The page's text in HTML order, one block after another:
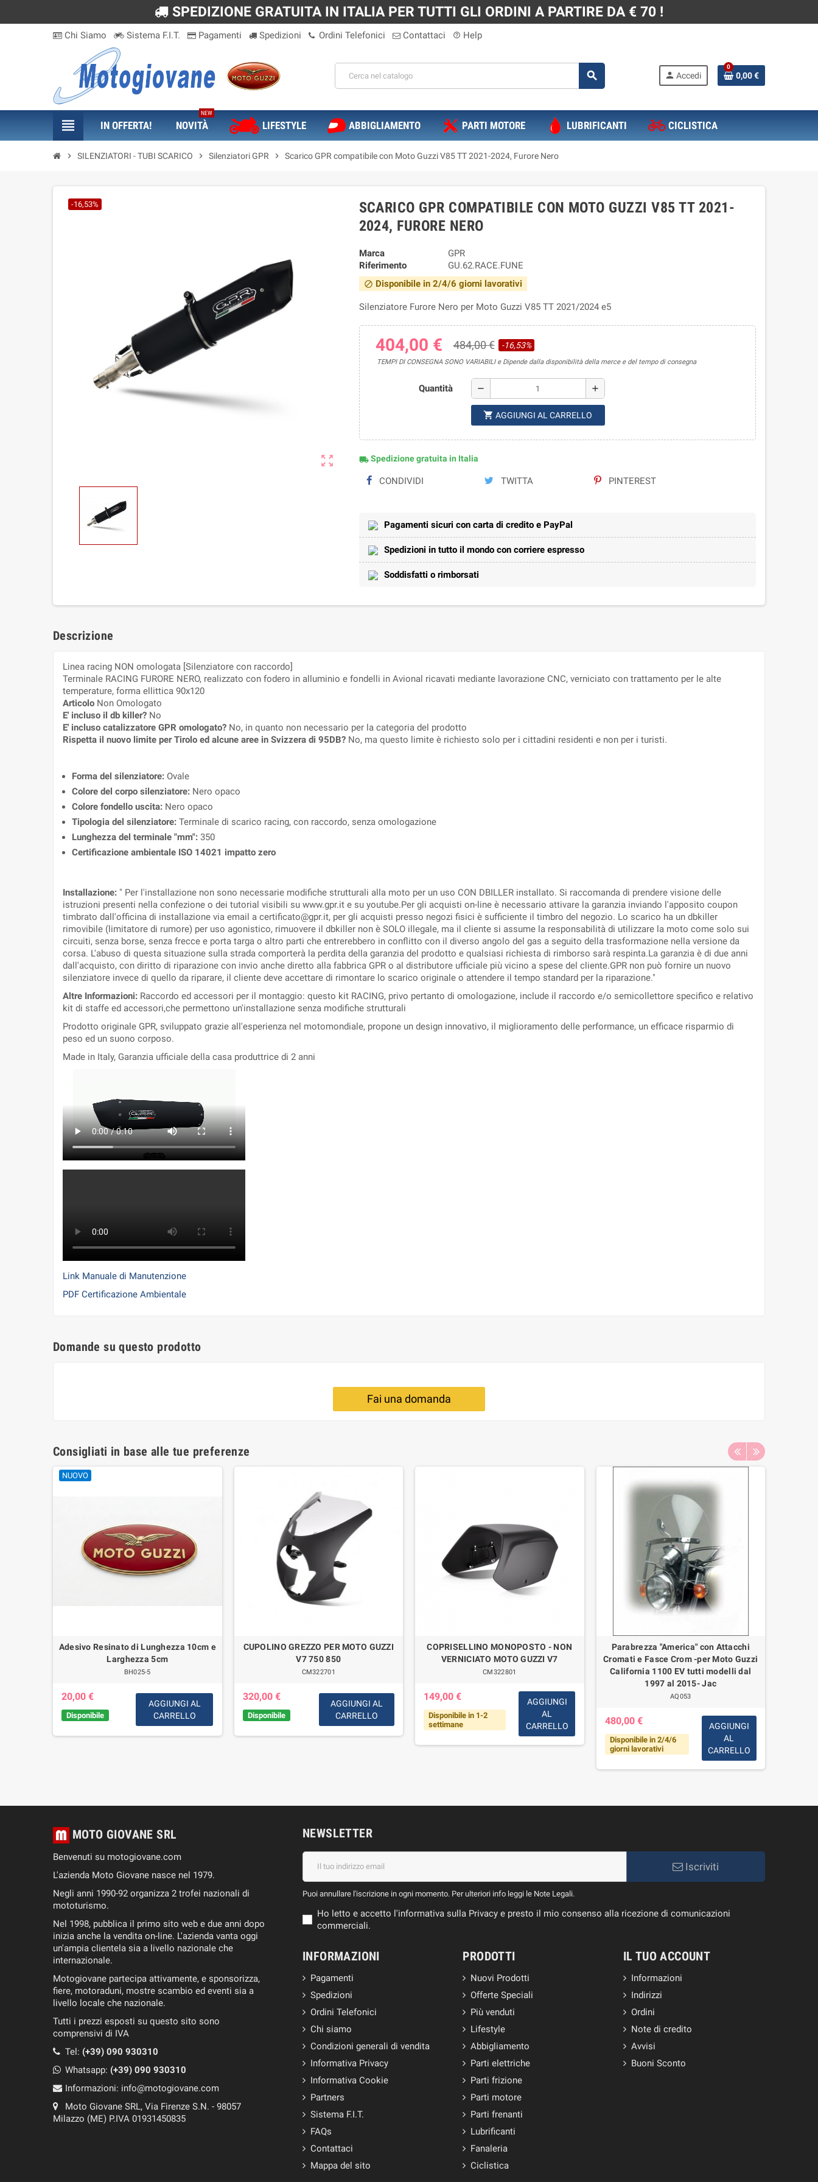
SPEDIZIONE GRATUITA IN ITALIA PER TUTTI GLI ORDINI A PARTIRE DA € 70 !
Chi Siamo Sistema F.I.T. Pagamenti Spedizioni Ordini Telefonici Contattaci help_outline Help
search person Accedi
0
0,00 €
view_headline IN OFFERTA! NOVITÀ
NEW
LIFESTYLE ABBIGLIAMENTO PARTI MOTORE LUBRIFICANTI CICLISTICA
chevron_right SILENZIATORI - TUBI SCARICO chevron_right Silenziatori GPR chevron_right Scarico GPR compatibile con Moto Guzzi V85 TT 2021-2024, Furore Nero
zoom_out_map
-16,53%
SCARICO GPR COMPATIBILE CON MOTO GUZZI V85 TT 2021-
2024, FURORE NERO
Marca
GPR
Riferimento
GU.62.RACE.FUNE
block Disponibile in 2/4/6 giorni lavorativi
Silenziatore Furore Nero per Moto Guzzi V85 TT 2021/2024 e5
404,00 € 484,00 € -16,53%
TEMPI DI CONSEGNA SONO VARIABILI e Dipende dalla disponibilità della merce e del tempo di consegna
Quantità remove add
shopping_cart AGGIUNGI AL CARRELLO
local_shippingSpedizione gratuita in Italia
CONDIVIDI TWITTA PINTEREST
Pagamenti sicuri con carta di credito e PayPal
Spedizioni in tutto il mondo con corriere espresso
Soddisfatti o rimborsati
Descrizione
Linea racing NON omologata [Silenziatore con raccordo]
Terminale RACING FURORE NERO, realizzato con fodero in alluminio e fondelli in Avional ricavati mediante lavorazione CNC, verniciato con trattamento per le alte
temperature, forma ellittica 90x120
Articolo Non Omologato
E' incluso il db killer? No
E' incluso catalizzatore GPR omologato? No, in quanto non necessario per la categoria del prodotto
Rispetta il nuovo limite per Tirolo ed alcune aree in Svizzera di 95DB? No, ma questo limite è richiesto solo per i cittadini residenti e non per i turisti.
Forma del silenziatore: Ovale
Colore del corpo silenziatore: Nero opaco
Colore fondello uscita: Nero opaco
Tipologia del silenziatore: Terminale di scarico racing, con raccordo, senza omologazione
Lunghezza del terminale "mm": 350
Certificazione ambientale ISO 14021 impatto zero
Installazione: " Per l'installazione non sono necessarie modifiche strutturali alla moto per un uso CON DBILLER installato. Si raccomanda di prendere visione delle
istruzioni presenti nella confezione o dei tutorial visibili su www.gpr.it e su youtube.Per gli acquisti on-line è necessario attivare la garanzia inviando l'apposito coupon
timbrato dall'officina di installazione via email a certificato@gpr.it, per gli acquisti presso negozi fisici è sufficiente il timbro del negozio. Lo scarico ha un dbkiller
rimovibile (limitatore di rumore) per uso agonistico, rimuovere il dbkiller non è SOLO illegale, ma il cliente si assume la responsabilità di utilizzare la moto come solo sui
circuiti, senza borse, senza frecce e porta targa o altro parti che entrerebbero in conflitto con il diverso angolo del gas a seguito della trasformazione nella versione da
corsa. L'abuso di questa situazione sulla strada comporterà la perdita della garanzia del prodotto e qualsiasi richiesta di rimborso sarà respinta.La garanzia è di due anni
dall'acquisto, con diritto di riparazione con invio anche diretto alla fabbrica GPR o al distributore ufficiale più vicino a spese del cliente.GPR non può fornire un nuovo
silenziatore invece di quello da riparare, il cliente deve accettare di rimontare lo scarico originale o attendere il tempo standard per la riparazione."
Altre Informazioni: Raccordo ed accessori per il montaggio: questo kit RACING, privo pertanto di omologazione, include il raccordo e/o semicollettore specifico e relativo
kit di staffe ed accessori,che permettono un'installazione senza modifiche strutturali
Prodotto originale GPR, sviluppato grazie all'esperienza nel motomondiale, propone un design innovativo, il miglioramento delle performance, un efficace risparmio di
peso ed un suono corposo.
Made in Italy, Garanzia ufficiale della casa produttrice di 2 anni
Link Manuale di Manutenzione
PDF Certificazione Ambientale
Domande su questo prodotto
Fai una domanda
Consigliati in base alle tue preferenze
NUOVO
Adesivo Resinato di Lunghezza 10cm e
Larghezza 5cm
BH025-5
20,00 €
Disponibile
AGGIUNGI AL
CARRELLO
CUPOLINO GREZZO PER MOTO GUZZI
V7 750 850
CM322701
320,00 €
Disponibile
AGGIUNGI AL
CARRELLO
COPRISELLINO MONOPOSTO - NON
VERNICIATO MOTO GUZZI V7
CM322801
149,00 €
Disponibile in 1-2
settimane
AGGIUNGI
AL
CARRELLO
Parabrezza "America" con Attacchi
Cromati e Fasce Crom -per Moto Guzzi
California 1100 EV tutti modelli dal
1997 al 2015- Jac
AQ053
480,00 €
Disponibile in 2/4/6
giorni lavorativi
AGGIUNGI
AL
CARRELLO
MOTO GIOVANE SRL
Benvenuti su motogiovane.com
L'azienda Moto Giovane nasce nel 1979.
Negli anni 1990-92 organizza 2 trofei nazionali di
mototurismo.
Nel 1998, pubblica il primo sito web e due anni dopo
inizia anche la vendita on-line. L'azienda vanta oggi
un'ampia clientela sia a livello nazionale che
internazionale.
Motogiovane partecipa attivamente, e sponsorizza,
fiere, motoraduni, mostre scambio ed eventi sia a
livello locale che nazionale.
Tutti i prezzi esposti su questo sito sono
comprensivi di IVA
Tel: (+39) 090 930310
Whatsapp: (+39) 090 930310
Informazioni: info@motogiovane.com
Moto Giovane SRL, Via Firenze S.N. - 98057
Milazzo (ME) P.IVA 01931450835
NEWSLETTER
Iscriviti
Puoi annullare l'iscrizione in ogni momento. Per ulteriori info leggi le Note Legali.
Ho letto e accetto l'informativa sulla Privacy e presto il mio consenso alla ricezione di comunicazioni
commerciali.
INFORMAZIONI
Pagamenti
Spedizioni
Ordini Telefonici
Chi siamo
Condizioni generali di vendita
Informativa Privacy
Informativa Cookie
Partners
Sistema F.I.T.
FAQs
Contattaci
Mappa del sito
PRODOTTI
Nuovi Prodotti
Offerte Speciali
Più venduti
Lifestyle
Abbigliamento
Parti elettriche
Parti frizione
Parti motore
Parti frenanti
Lubrificanti
Fanaleria
Ciclistica
IL TUO ACCOUNT
Informazioni
Indirizzi
Ordini
Note di credito
Avvisi
Buoni Sconto